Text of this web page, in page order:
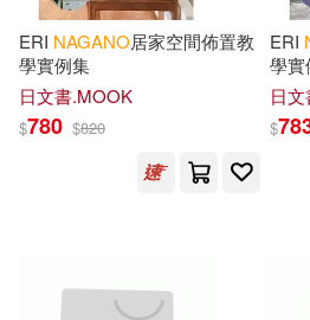
Trevor S.(1)
Yamori(1) Yoshiko(1)
Yoshiko (EDT)(1)
（日）NAGANO(1)
ERI NAGANO居家空間佈置教
學實例集
日文書.MOOK
$780 $820
ERI
學實
日
$